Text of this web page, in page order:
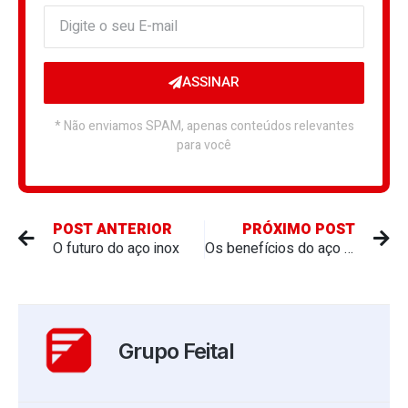
ASSINAR
* Não enviamos SPAM, apenas conteúdos relevantes
para você
POST ANTERIOR
O futuro do aço inox
PRÓXIMO POST
Os benefícios do aço inox na indústria alimentícia
Grupo Feital